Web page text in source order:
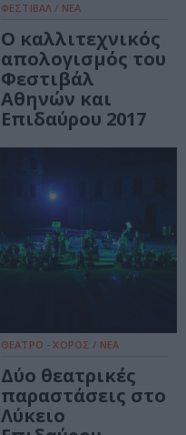
ΦΕΣΤΙΒΑΛ / ΝΕΑ
Ο καλλιτεχνικός
απολογισμός του
Φεστιβάλ
Αθηνών και
Επιδαύρου 2017
ΘΕΑΤΡΟ - ΧΟΡΟΣ / ΝΕΑ
Δύο θεατρικές
παραστάσεις στο
Λύκειο